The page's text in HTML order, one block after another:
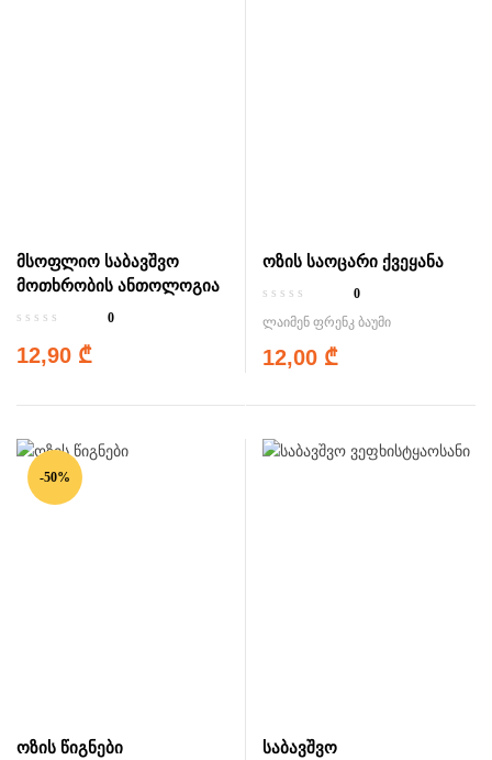
მსოფლიო საბავშვო
მოთხრობის ანთოლოგია
0
12,90 ₾
ოზის საოცარი ქვეყანა
0
ლაიმენ ფრენკ ბაუმი
12,00 ₾
-50%
ოზის წიგნები
საბავშვო